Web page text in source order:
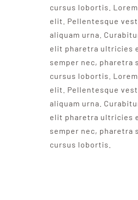
cursus lobortis.
elit. Pellentesque
aliquam urna.
elit pharetra ultricies
semper nec, pharetra
cursus lobortis.
elit. Pellentesque
aliquam urna.
elit pharetra ultricies
semper nec, pharetra
cursus lobortis.